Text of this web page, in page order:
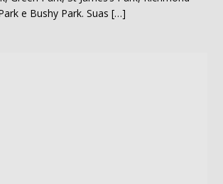
e Bushy Park. Suas […]